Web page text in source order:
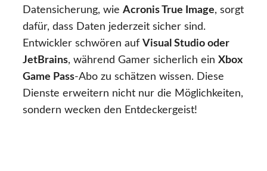
Datensicherung, wie Acronis True Image, sorgt
dafür, dass Daten jederzeit sicher sind.
Entwickler schwören auf Visual Studio oder
JetBrains, während Gamer sicherlich ein Xbox
Game Pass-Abo zu schätzen wissen. Diese
Dienste erweitern nicht nur die Möglichkeiten,
sondern wecken den Entdeckergeist!